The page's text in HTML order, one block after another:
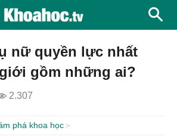
nữ quyền lực nhất
gồm những ai?
2.307
phá khoa học